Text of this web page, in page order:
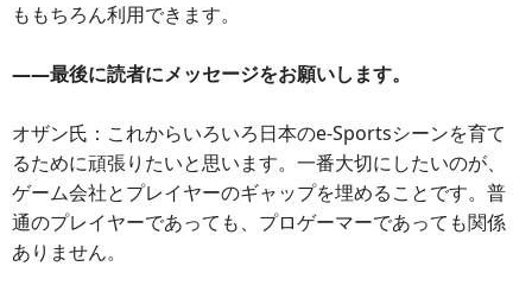
ももちろん利用できます。
――最後に読者にメッセージをお願いします。
オザン氏：これからいろいろ日本のe-Sportsシーンを育て
るために頑張りたいと思います。一番大切にしたいのが、
ゲーム会社とプレイヤーのギャップを埋めることです。普
通のプレイヤーであっても、プロゲーマーであっても関係
ありません。